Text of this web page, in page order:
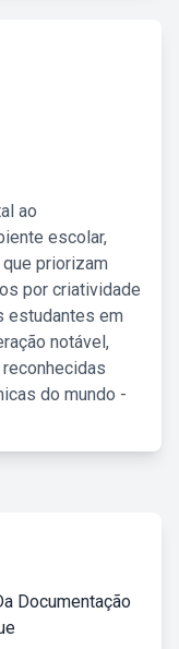
ao
escolar,
priorizam
por criatividade
estudantes em
notável,
do mundo -
Documentação